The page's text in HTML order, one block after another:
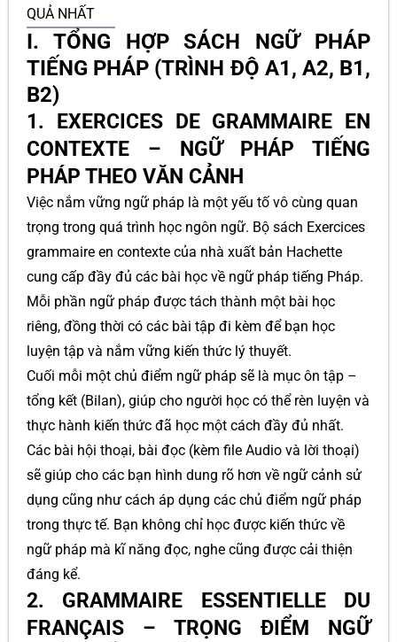
QUẢ NHẤT
I. TỔNG HỢP SÁCH NGỮ PHÁP
TIẾNG PHÁP (TRÌNH ĐỘ A1, A2, B1,
B2)
1. EXERCICES DE GRAMMAIRE EN
CONTEXTE – NGỮ PHÁP TIẾNG
PHÁP THEO VĂN CẢNH
Việc nắm vững ngữ pháp là một yếu tố vô cùng quan
trọng trong quá trình học ngôn ngữ. Bộ sách Exercices
grammaire en contexte của nhà xuất bản Hachette
cung cấp đầy đủ các bài học về ngữ pháp tiếng Pháp.
Mỗi phần ngữ pháp được tách thành một bài học
riêng, đồng thời có các bài tập đi kèm để bạn học
luyện tập và nắm vững kiến thức lý thuyết.
Cuối mỗi một chủ điểm ngữ pháp sẽ là mục ôn tập –
tổng kết (Bilan), giúp cho người học có thể rèn luyện và
thực hành kiến thức đã học một cách đầy đủ nhất.
Các bài hội thoại, bài đọc (kèm file Audio và lời thoại)
sẽ giúp cho các bạn hình dung rõ hơn về ngữ cảnh sử
dụng cũng như cách áp dụng các chủ điểm ngữ pháp
trong thực tế. Bạn không chỉ học được kiến thức về
ngữ pháp mà kĩ năng đọc, nghe cũng được cải thiện
đáng kể.
2. GRAMMAIRE ESSENTIELLE DU
FRANÇAIS – TRỌNG ĐIỂM NGỮ